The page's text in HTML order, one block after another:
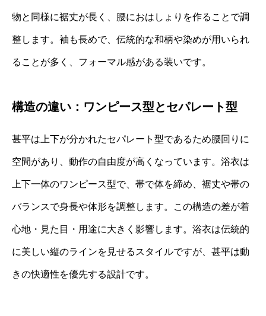
物と同様に裾丈が長く、腰におはしょりを作ることで調
整します。袖も長めで、伝統的な和柄や染めが用いられ
ることが多く、フォーマル感がある装いです。
構造の違い：ワンピース型とセパレート型
甚平は上下が分かれたセパレート型であるため腰回りに
空間があり、動作の自由度が高くなっています。浴衣は
上下一体のワンピース型で、帯で体を締め、裾丈や帯の
バランスで身長や体形を調整します。この構造の差が着
心地・見た目・用途に大きく影響します。浴衣は伝統的
に美しい縦のラインを見せるスタイルですが、甚平は動
きの快適性を優先する設計です。